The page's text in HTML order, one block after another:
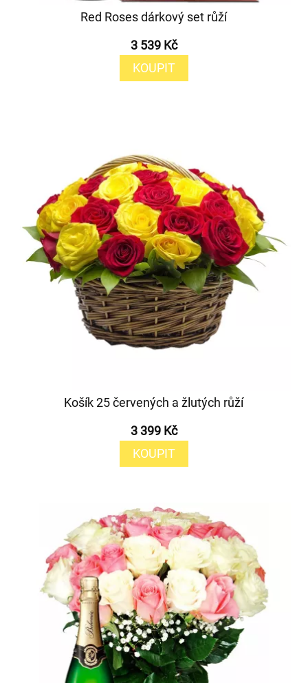
Red Roses dárkový set růží
3 539 Kč
KOUPIT
Košík 25 červených a žlutých růží
3 399 Kč
KOUPIT